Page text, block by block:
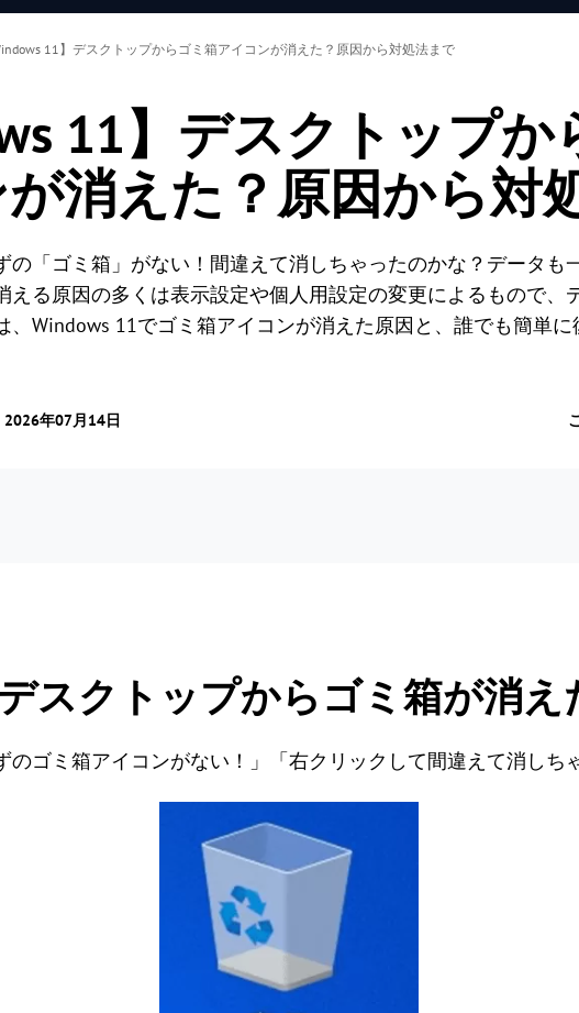
11】デスクトップからゴミ箱アイコンが消えた？原因から対処法まで
11】デスクトップ
消えた？原因から対
の「ゴミ箱」がない！間違えて消しちゃったのかな？データも
える原因の多くは表示設定や個人用設定の変更によるもので、
、Windows 11でゴミ箱アイコンが消えた原因と、誰でも簡単
2026年07月14日
スクトップからゴミ箱が消え
のゴミ箱アイコンがない！」「右クリックして間違えて消しち